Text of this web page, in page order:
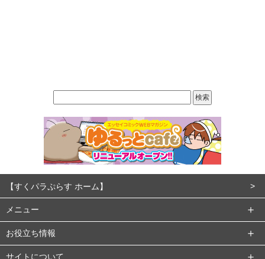
メニュー
お役立ち情報
【すくパラぷらす ホーム】
サイトについて